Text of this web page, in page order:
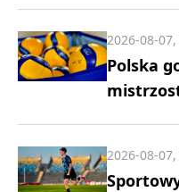
Polska
2026-08-
2026-08-07,